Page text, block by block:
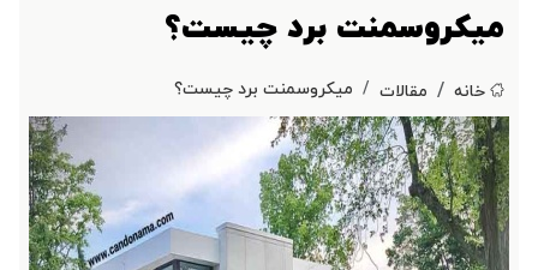
میکروسمنت برد چیست؟
خانه مقالات میکروسمنت برد چیست؟